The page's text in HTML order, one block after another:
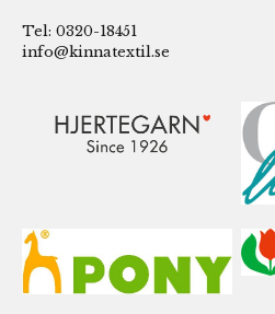
Tel: 0320-18451
info@kinnatextil.se